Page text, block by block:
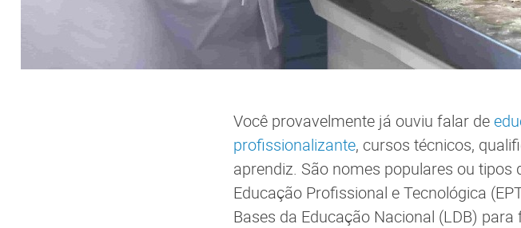
Você provavelmente já ouviu falar de
profissionalizante, cursos técnicos,
aprendiz. São nomes populares ou
Educação Profissional e Tecnológica
Bases da Educação Nacional (LDB)